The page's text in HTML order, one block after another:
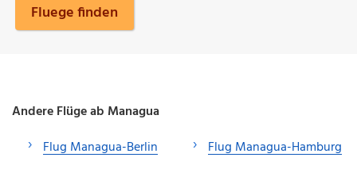
Fluege finden
Andere Flüge ab Managua
Flug Managua-Berlin
Flug Managua-Hamburg